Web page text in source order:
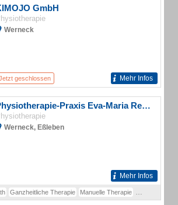
GmbH
Werneck
geschlossen Mehr Infos
Physiotherapie-Praxis Eva-Maria Redelberger
Werneck, Eßleben
Mehr Infos
Ganzheitliche Therapie Manuelle Therapie